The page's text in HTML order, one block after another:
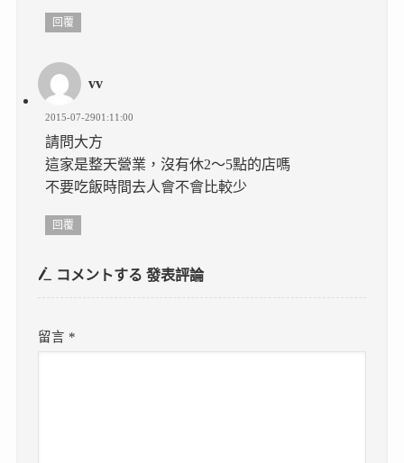
回覆
vv
2015-07-2901:11:00
請問大方
這家是整天營業，沒有休2～5點的店嗎
不要吃飯時間去人會不會比較少
回覆
コメントする發表評論
留言 *